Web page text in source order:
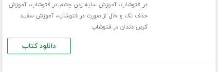
در فتوشاپ،آموزش سایه زدن چشم در فتوشاپ،آموزش
حذف لک و خال از صورت در فتوشاپ،آموزش سفید
کردن دندان در فتوشاپ
دانلود کتاب